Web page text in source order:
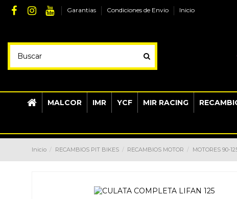
Garantias Condiciones de Envio Inicio
MALCOR IMR YCF MIR RACING
Inicio RECAMBIOS PIT BIKES RECAMBIOS MOTOR MOTORES 90-